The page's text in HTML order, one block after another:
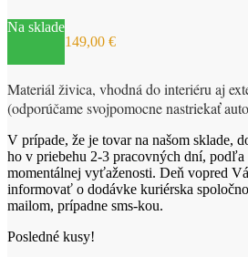
Na sklade
149,00 €
Materiál živica, vhodná do interiéru aj
(odporúčame svojpomocne nastriekať
V prípade, že je tovar na našom sklade,
ho v priebehu 2-3 pracovných dní, podľa
momentálnej vyťaženosti. Deň vopred
informovať o dodávke kuriérska
mailom, prípadne sms-kou.
Posledné kusy!